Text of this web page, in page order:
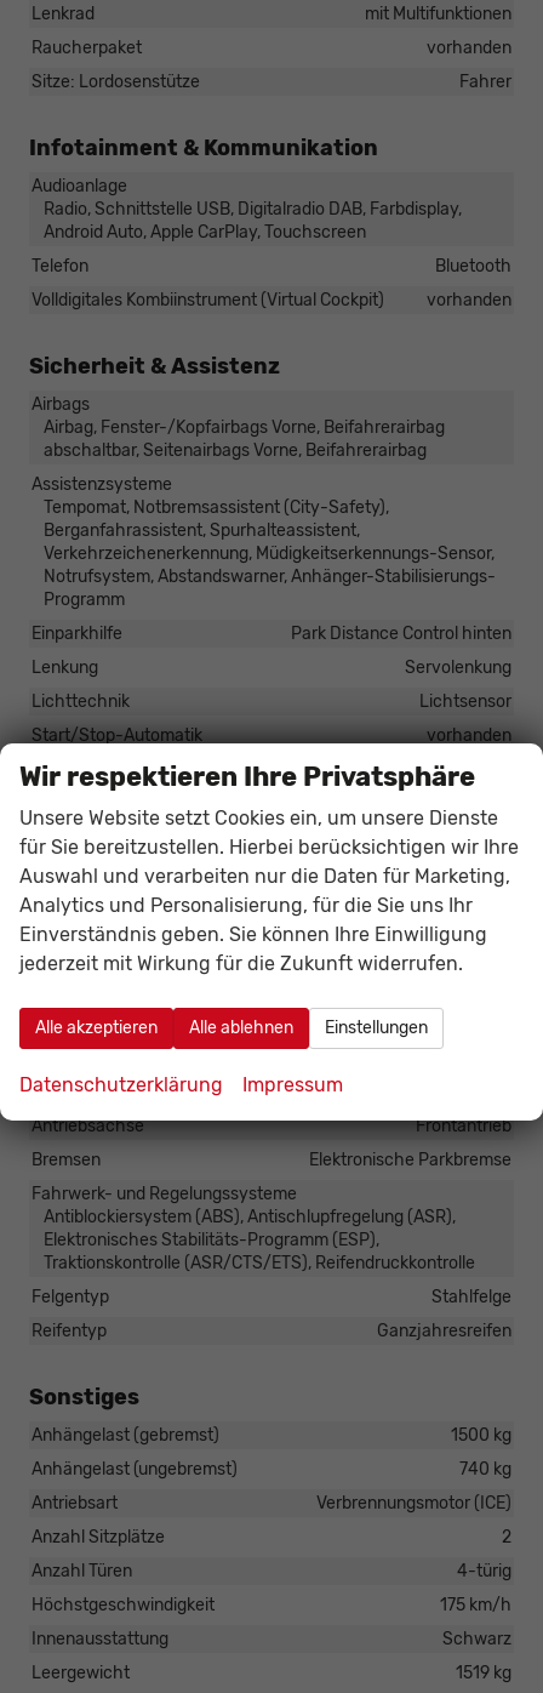
Lenkrad
mit Multifunktionen
Raucherpaket
vorhanden
Sitze: Lordosenstütze
Fahrer
Infotainment & Kommunikation
Audioanlage
Radio, Schnittstelle USB, Digitalradio DAB, Farbdisplay,
Android Auto, Apple CarPlay, Touchscreen
Telefon
Bluetooth
Volldigitales Kombiinstrument (Virtual Cockpit)
vorhanden
Sicherheit & Assistenz
Airbags
Airbag, Fenster-/Kopfairbags Vorne, Beifahrerairbag
abschaltbar, Seitenairbags Vorne, Beifahrerairbag
Assistenzsysteme
Tempomat, Notbremsassistent (City-Safety),
Berganfahrassistent, Spurhalteassistent,
Verkehrzeichenerkennung, Müdigkeitserkennungs-Sensor,
Notrufsystem, Abstandswarner, Anhänger-Stabilisierungs-
Programm
Einparkhilfe
Park Distance Control hinten
Lenkung
Servolenkung
Lichttechnik
Lichtsensor
Start/Stop-Automatik
vorhanden
Zentralverriegelung
Zentralverriegelung, Zentralverriegelung mit
Funkfernbedienung
Außen
Anhängerkupplung
Außenspiegel
Außenspiegel elektrisch verstellbar
Schiebetür
Schiebetür links, Schiebetür rechts
Räder & Technik
Antriebsachse
Frontantrieb
Bremsen
Elektronische Parkbremse
Fahrwerk- und Regelungssysteme
Antiblockiersystem (ABS), Antischlupfregelung (ASR),
Elektronisches Stabilitäts-Programm (ESP),
Traktionskontrolle (ASR/CTS/ETS), Reifendruckkontrolle
Felgentyp
Stahlfelge
Reifentyp
Ganzjahresreifen
Sonstiges
Anhängelast (gebremst)
1500 kg
Anhängelast (ungebremst)
740 kg
Antriebsart
Verbrennungsmotor (ICE)
Anzahl Sitzplätze
2
Anzahl Türen
4-türig
Höchstgeschwindigkeit
175 km/h
Innenausstattung
Schwarz
Leergewicht
1519 kg
Wir respektieren Ihre Privatsphäre
Unsere Website setzt Cookies ein, um unsere Dienste
für Sie bereitzustellen. Hierbei berücksichtigen wir Ihre
Auswahl und verarbeiten nur die Daten für Marketing,
Analytics und Personalisierung, für die Sie uns Ihr
Einverständnis geben. Sie können Ihre Einwilligung
jederzeit mit Wirkung für die Zukunft widerrufen.
Alle akzeptieren Alle ablehnen Einstellungen
Datenschutzerklärung Impressum